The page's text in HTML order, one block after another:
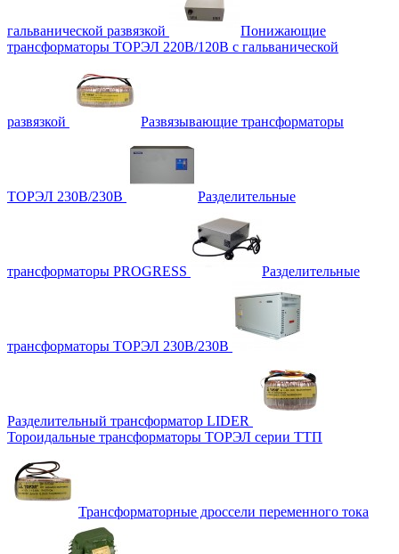
гальванической развязкой
Понижающие
трансформаторы ТОРЭЛ 220В/120В с гальванической
развязкой Развязывающие трансформаторы
ТОРЭЛ 230В/230В Разделительные
трансформаторы PROGRESS Разделительные
трансформаторы ТОРЭЛ 230В/230В
Разделительный трансформатор LIDER
Тороидальные трансформаторы ТОРЭЛ серии ТТП
Трансформаторные дроссели переменного тока